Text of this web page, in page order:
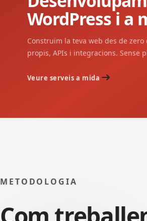
WordPress i a
Construïm la teva web des de
propis, APIs i integracions. Sense
Veure serveis a mida
METODOLOGIA